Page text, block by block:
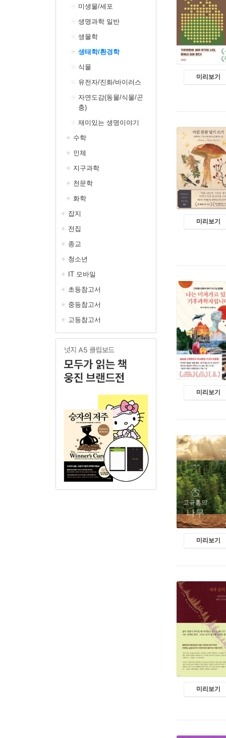
미생물/세포
생명과학 일반
생물학
생태학/환경학
식물
유전자/진화/바이러스
자연도감(동물/식물/곤
충)
재미있는 생명이야기
수학
인체
지구과학
천문학
화학
잡지
전집
종교
청소년
IT 모바일
초등참고서
중등참고서
고등참고서
미리보기
미리보기
미리보기
미리보기
미리보기